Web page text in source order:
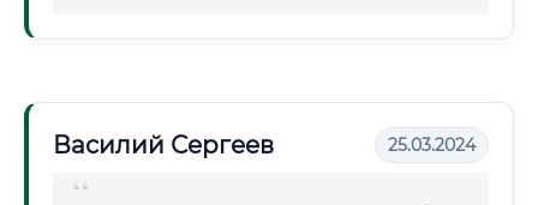
Василий Сергеев 25.03.2024